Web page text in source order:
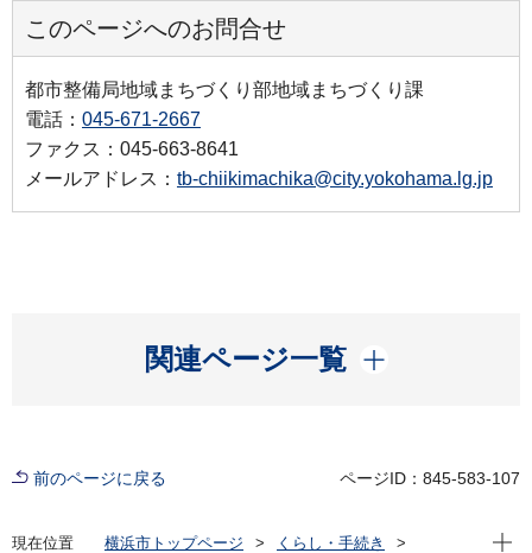
このページへのお問合せ
都市整備局地域まちづくり部地域まちづくり課
電話： 045-671-2667
ファクス：045-663-8641
メールアドレス： tb-chiikimachika@city.yokohama.lg.jp
関連ページ一覧
開く
前のページに戻る ページID：845-583-107
現在位置 横浜市トップページ
くらし・手続き
現在